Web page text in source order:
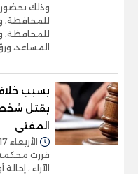
وذلك بحضور
للمحافظة،
للمحافظة،
المساعد،
بسبب
بقتل
المفتى
الأربعاء 17/ديسمبر/2025 - 06:25 م
قررت محكمة
الآراء ،